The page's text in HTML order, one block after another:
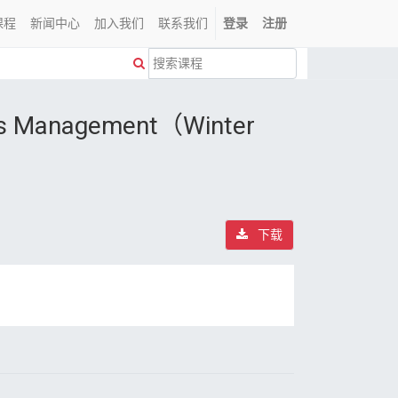
程 新闻中心 加入我们 联系我们 登录 注册
Management（Winter
下载